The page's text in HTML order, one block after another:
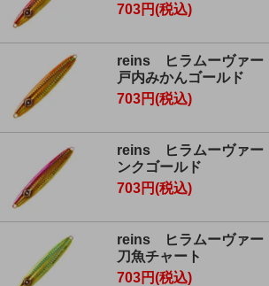
703円(税込)
reins ヒラムーヴァ
戸内みかんゴールド
703円(税込)
reins ヒラムーヴァ
ンクゴールド
703円(税込)
reins ヒラムーヴァ
刀魚チャート
703円(税込)